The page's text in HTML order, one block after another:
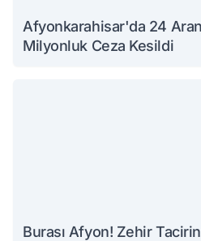
Afyonkarahisar'da 24
Milyonluk Ceza Kesildi
Burası Afyon! Zehir